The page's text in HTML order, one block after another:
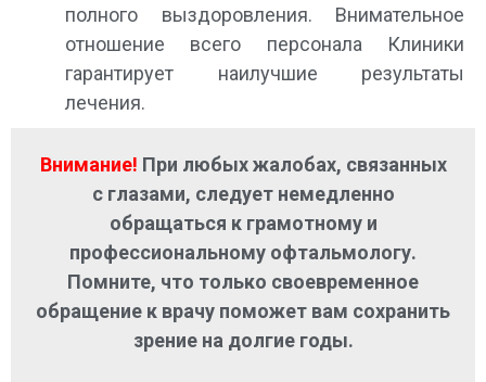
полного выздоровления. Внимательное
отношение всего персонала Клиники
гарантирует наилучшие результаты
лечения.
Внимание! При любых жалобах, связанных
с глазами, следует немедленно
обращаться к грамотному и
профессиональному офтальмологу.
Помните, что только своевременное
обращение к врачу поможет вам сохранить
зрение на долгие годы.